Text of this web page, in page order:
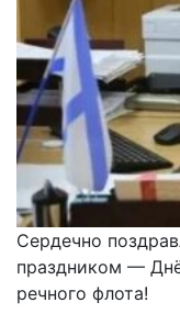
Сердечно
праздником —
речного флота!